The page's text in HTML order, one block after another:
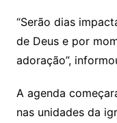
“Serão dias
de Deus e por
adoração”,
A agenda
nas unidades da